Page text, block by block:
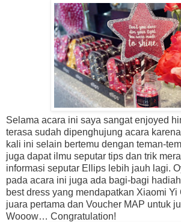
Selama acara ini saya sangat enjoyed
terasa sudah dipenghujung acara
kali ini selain bertemu dengan teman-
juga dapat ilmu seputar tips dan trik
informasi seputar Ellips lebih jauh lagi.
pada acara ini juga ada bagi-bagi
best dress yang mendapatkan Xiaomi Yi
juara pertama dan Voucher MAP untuk
Wooow… Congratulation!